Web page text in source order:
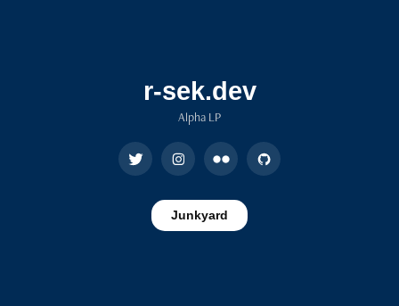
r-sek.dev
Alpha LP
Junkyard